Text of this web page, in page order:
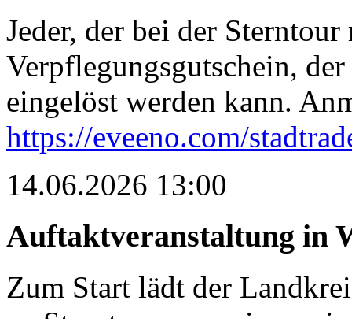
Jeder, der bei der
Verpflegungsgutschein,
eingelöst werden kann.
https://eveeno.com/
14.06.2026 13:00
Auftaktveranstaltung in
Zum Start lädt der